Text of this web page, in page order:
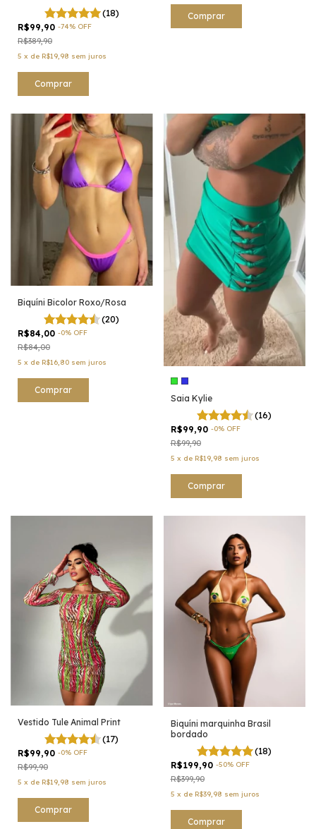
(18)
R$99,90 -74% OFF
R$389,90
5 x de R$19,98 sem juros
Comprar
Comprar
Biquíni Bicolor Roxo/Rosa
(20)
R$84,00 -0% OFF
R$84,00
5 x de R$16,80 sem juros
Comprar
Saia Kylie
(16)
R$99,90 -0% OFF
R$99,90
5 x de R$19,98 sem juros
Comprar
Vestido Tule Animal Print
(17)
R$99,90 -0% OFF
R$99,90
5 x de R$19,98 sem juros
Comprar
Biquíni marquinha Brasil
bordado
(18)
R$199,90 -50% OFF
R$399,90
5 x de R$39,98 sem juros
Comprar